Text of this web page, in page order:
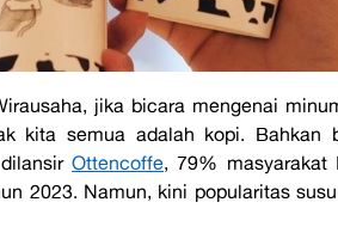
jika bicara mengenai
kita semua adalah kopi. Bahkan
dilansirOttencoffe, 79% masyarakat
2023. Namun, kini popularitas